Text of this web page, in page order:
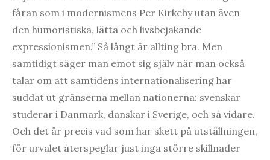
fåran som i modernismens Per Kirkeby utan även
den humoristiska, lätta och livsbejakande
expressionismen.” Så långt är allting bra. Men
samtidigt säger man emot sig själv när man också
talar om att samtidens internationalisering har
suddat ut gränserna mellan nationerna: svenskar
studerar i Danmark, danskar i Sverige, och så vidare.
Och det är precis vad som har skett på utställningen,
för urvalet återspeglar just inga större skillnader